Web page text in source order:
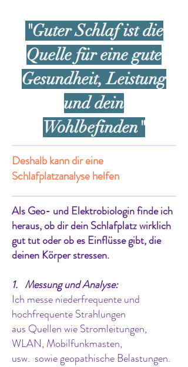
"Guter Schlaf ist die
Quelle für eine gute
Gesundheit, Leistung
und dein
Wohlbefinden"
Deshalb kann dir eine
Schlafplatzanalyse helfen
Als Geo- und Elektrobiologin finde ich
heraus, ob dir dein Schlafplatz wirklich
gut tut oder ob es Einflüsse gibt, die
deinen Körper stressen.
1. Messung und Analyse:
Ich messe niederfrequente und
hochfrequente Strahlungen
aus Quellen wie Stromleitungen,
WLAN, Mobilfunkmasten,
usw. sowie geopathische Belastungen.